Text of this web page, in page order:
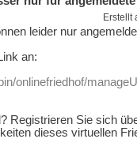
Erstellt
leider nur
an:
onlinefriedhof/
Registrieren Sie sich
dieses virtuellen